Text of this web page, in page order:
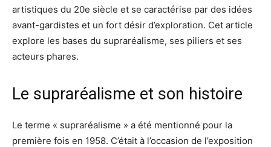
artistiques du 20e siècle et se caractérise par des idées
avant-gardistes et un fort désir d’exploration. Cet article
explore les bases du supraréalisme, ses piliers et ses
acteurs phares.
Le supraréalisme et son histoire
Le terme « supraréalisme » a été mentionné pour la
première fois en 1958. C’était à l’occasion de l’exposition